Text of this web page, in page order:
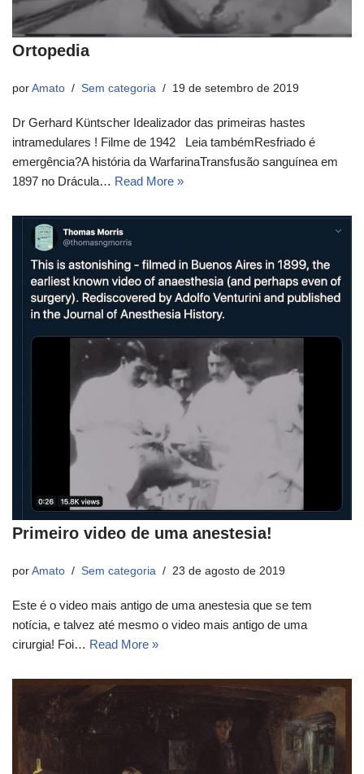
Ortopedia
por Amato Sem categoria 19 de setembro de 2019
Dr Gerhard Küntscher Idealizador das primeiras hastes
intramedulares ! Filme de 1942 Leia tambémResfriado é
emergência?A história da WarfarinaTransfusão sanguínea em
1897 no Drácula… Read More »
Primeiro video de uma anestesia!
por Amato Sem categoria 23 de agosto de 2019
Este é o video mais antigo de uma anestesia que se tem
notícia, e talvez até mesmo o video mais antigo de uma
cirurgia! Foi… Read More »